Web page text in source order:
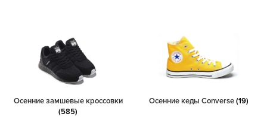
Осенние замшевые кроссовки
(585)
Осенние кеды Converse(19)